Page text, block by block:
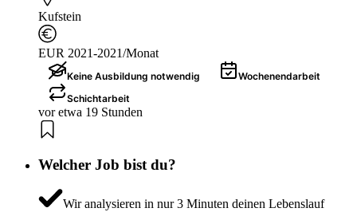
Kufstein
EUR 2021-2021/Monat
Keine Ausbildung notwendig
Wochenendarbeit
Schichtarbeit
vor etwa 19 Stunden
Welcher Job bist du?
Wir analysieren in nur 3 Minuten deinen Lebenslauf